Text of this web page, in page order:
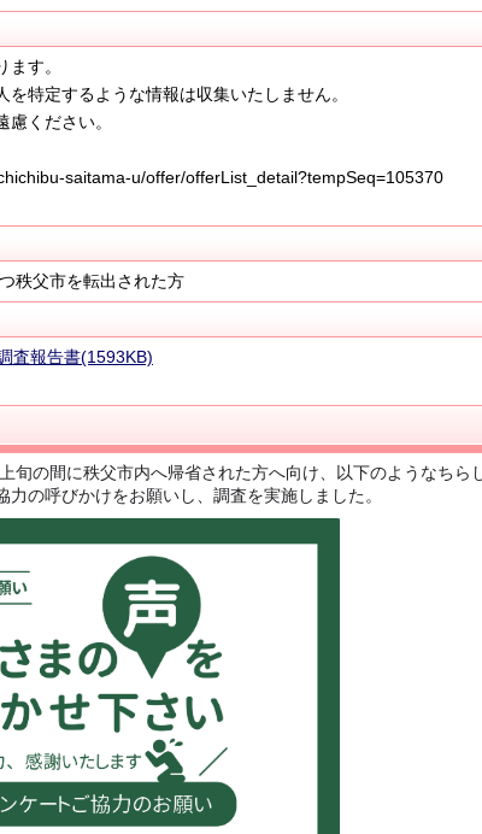
す。
特定するような情報は収集いたしません。
ください。
saitama-u/offer/offerList_detail?tempSeq=105370
秩父市を転出された方
査報告書(1593KB)
旬の間に秩父市内へ帰省された方へ向け、以下のようなちら
の呼びかけをお願いし、調査を実施しました。